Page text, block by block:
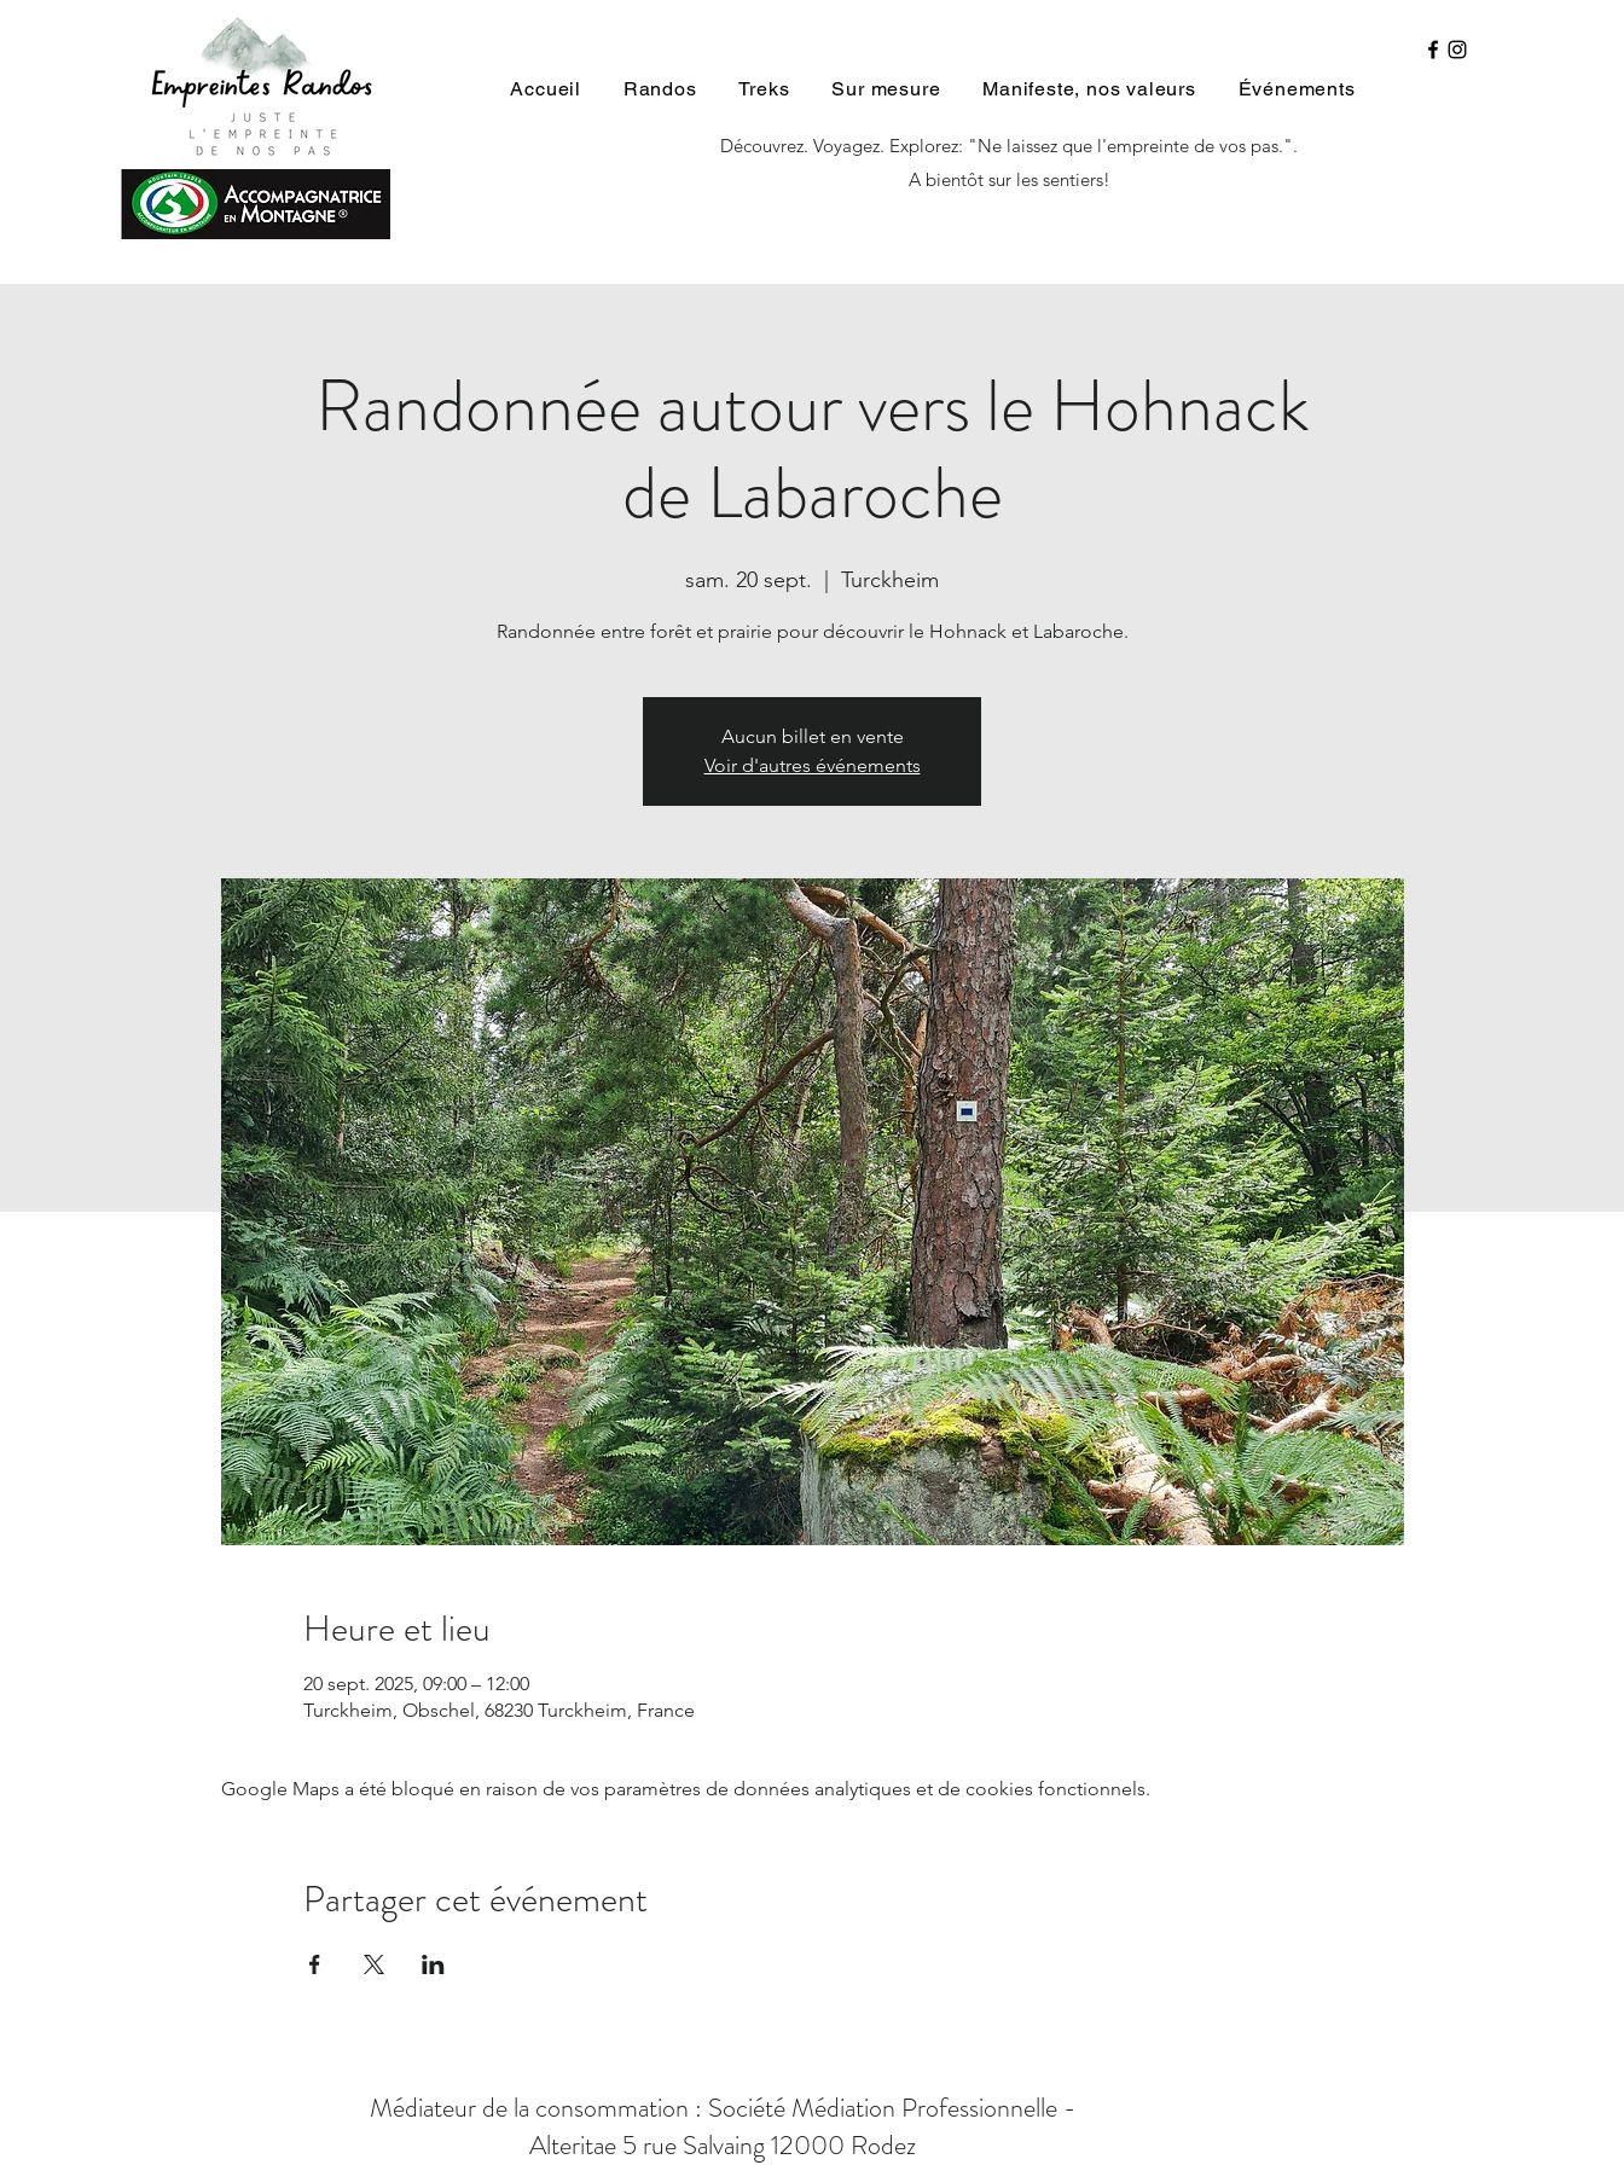
Découvrez. Voyagez. Explorez: "Ne laissez que l'empreinte de vos pas.".
A bientôt sur les sentiers!
Accueil Randos Treks Sur mesure Manifeste, nos valeurs Événements
Randonnée autour vers le Hohnack
de Labaroche
sam. 20 sept. Turckheim
Randonnée entre forêt et prairie pour découvrir le Hohnack et Labaroche.
Aucun billet en vente
Voir d'autres événements
Heure et lieu
20 sept. 2025, 09:00 – 12:00
Turckheim, Obschel, 68230 Turckheim, France
Google Maps a été bloqué en raison de vos paramètres de données analytiques et de cookies fonctionnels.
Partager cet événement
Médiateur de la consommation : Société Médiation Professionnelle -
Alteritae 5 rue Salvaing 12000 Rodez